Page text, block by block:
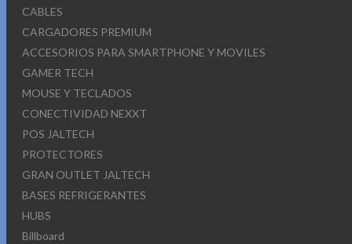
CABLES
CARGADORES PREMIUM
ACCESORIOS PARA SMARTPHONE Y MOVILES
GAMER TECH
MOUSE Y TECLADOS
CONECTIVIDAD NEXXT
POS JALTECH
PROTECTORES
GRAN OUTLET JALTECH
BASES REFRIGERANTES
HUBS
Billboard